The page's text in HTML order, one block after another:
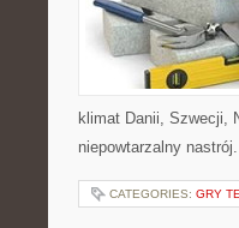
klimat Danii, Szwecji,
niepowtarzalny
CATEGORIES: GRY